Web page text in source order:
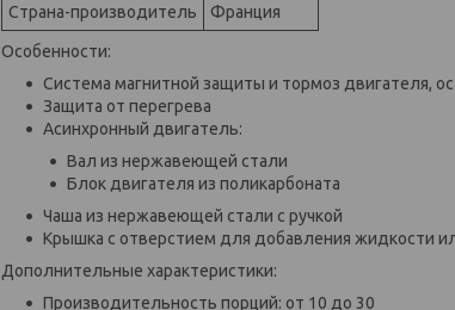
Страна-производитель
Франция
Особенности:
Система магнитной защиты и тормоз двигателя,
Защита от перегрева
Асинхронный двигатель:
Вал из нержавеющей стали
Блок двигателя из поликарбоната
Чаша из нержавеющей стали с ручкой
Крышка с отверстием для добавления жидкости
Дополнительные характеристики:
Производительность порций: от 10 до 30